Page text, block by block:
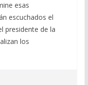
esas
escuchados el
presidente de la
los